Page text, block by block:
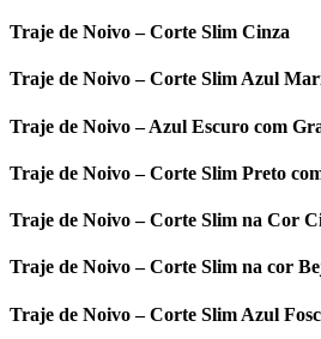
Traje de Noivo – Corte Slim Cinza
Traje de Noivo – Corte Slim Azul
Traje de Noivo – Azul Escuro com
Traje de Noivo – Corte Slim Preto
Traje de Noivo – Corte Slim na Cor
Traje de Noivo – Corte Slim na cor
Traje de Noivo – Corte Slim Azul